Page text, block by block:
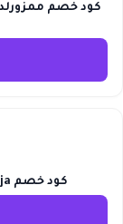
كود خصم ninja كود 80% مجرب لكل المنتجات اونلاين